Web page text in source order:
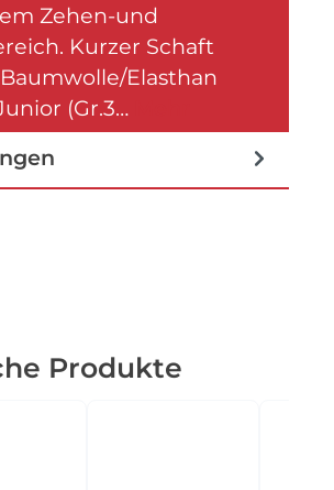
Zehen-und
Kurzer Schaft
Elasthan
(Gr.3…
überspringen
Produkte